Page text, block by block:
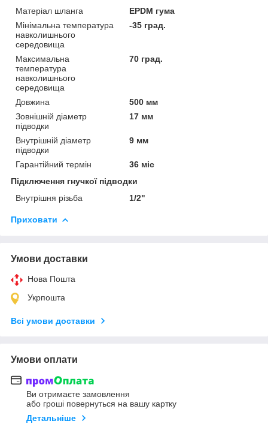
Матеріал шланга
EPDM гума
Мінімальна температура
навколишнього
середовища
-35 град.
Максимальна
температура
навколишнього
середовища
70 град.
Довжина
500 мм
Зовнішній діаметр
підводки
17 мм
Внутрішній діаметр
підводки
9 мм
Гарантійний термін
36 міс
Підключення гнучкої підводки
Внутрішня різьба
1/2"
Приховати
Умови доставки
Нова Пошта
Укрпошта
Всі умови доставки
Умови оплати
Ви отримаєте замовлення
або гроші повернуться на вашу картку
Детальніше